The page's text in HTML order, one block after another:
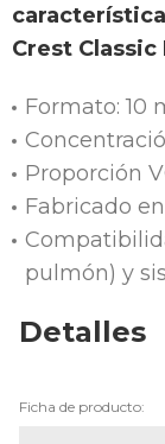
Crest Classic
Formato: 10
Proporción
Fabricado
pulmón) y
Detalles
Ficha de producto: